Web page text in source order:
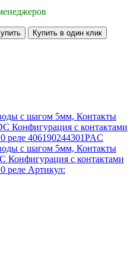
с шагом 5мм, Контакты
Конфигурация с контактами
реле 406190244301PAC
с шагом 5мм, Контакты
Конфигурация с контактами
реле Артикул: